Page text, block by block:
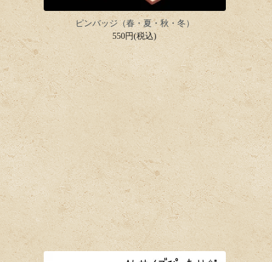
ピンバッジ（春・夏・秋・冬）
550円(税込)